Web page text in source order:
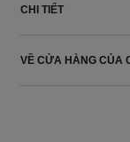
CHI TIẾT
VỀ CỬA HÀNG CỦA